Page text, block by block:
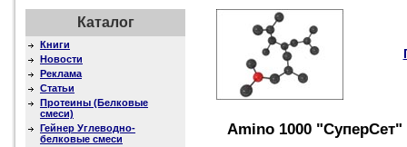
Каталог
Книги
Новости
Реклама
Статьи
Протеины (Белковые
смеси)
Гейнер Углеводно-
белковые смеси
Amino 1000 "СуперСет"